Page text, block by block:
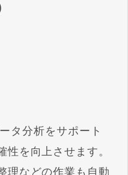
タ分析をサポート
性を向上させます。
理などの作業も自動